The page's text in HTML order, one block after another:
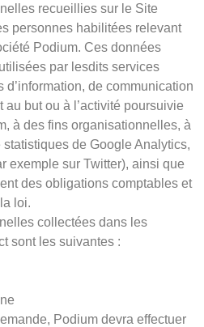
recueillies sur le Site
personnes habilitées relevant
Podium. Ces données
par lesdits services
d’information, de communication
au but ou à l’activité poursuivie
à des fins organisationnelles, à
de Google Analytics,
exemple sur Twitter), ainsi que
des obligations comptables et
loi.
collectées dans les
sont les suivantes :
Podium devra effectuer